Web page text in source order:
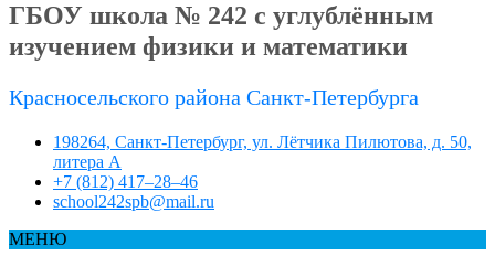
ГБОУ школа № 242 с углублённым
изучением физики и математики
Красносельского района Санкт-Петербурга
198264, Санкт-Петербург, ул. Лётчика Пилютова, д. 50,
литера А
+7 (812) 417–28–46
school242spb@mail.ru
МЕНЮ